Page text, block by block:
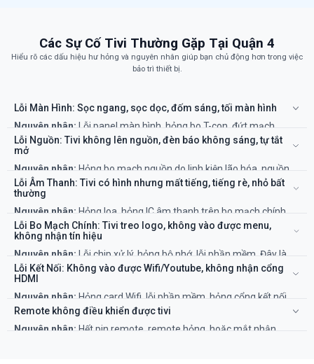
Các Sự Cố Tivi Thường Gặp Tại Quận 4
Hiểu rõ các dấu hiệu hư hỏng và nguyên nhân giúp bạn chủ động hơn trong việc
bảo trì thiết bị.
Lỗi Màn Hình: Sọc ngang, sọc dọc, đốm sáng, tối màn hình
Nguyên nhân: Lỗi panel màn hình, hỏng bo T-con, đứt mạch,
hỏng đèn LED nền. Đây là một trong những lỗi phức tạp và chi phí
sửa chữa khá cao, đôi khi cần thay màn hình.
tra và sửa chữa hoặc thay thế.
Lỗi Nguồn: Tivi không lên nguồn, đèn báo không sáng, tự tắt
mở
Nguyên nhân: Hỏng bo mạch nguồn do linh kiện lão hóa, nguồn
điện không ổn định hoặc sét đánh.
Khắc phục:
Kỹ thuật viên sẽ kiểm tra và sửa chữa hoặc thay thế
các linh kiện hỏng trên bo nguồn.
Lỗi Âm Thanh: Tivi có hình nhưng mất tiếng, tiếng rè, nhỏ bất
thường
Nguyên nhân: Hỏng loa, hỏng IC âm thanh trên bo mạch chính,
hoặc lỗi phần mềm.
Khắc phục:Kiểm tra cài đặt âm thanh. Nếu không được, cần thợ
kiểm tra loa và bo mạch.
Lỗi Bo Mạch Chính: Tivi treo logo, không vào được menu,
không nhận tín hiệu
Nguyên nhân: Lỗi chip xử lý, hỏng bộ nhớ, lỗi phần mềm. Đây là
"bộ não" của tivi nên việc sửa chữa đòi hỏi chuyên môn cao.
Khắc phục:
Cần kỹ thuật viên chuyên nghiệp để "chạy lại" phần
Lỗi Kết Nối: Không vào được Wifi/Youtube, không nhận cổng
HDMI
Nguyên nhân: Hỏng card Wifi, lỗi phần mềm, hỏng cổng kết nối
vật lý.
Thử reset tivi về cài đặt gốc. Nếu không được, cần thợ
kiểm tra phần cứng.
Remote không điều khiển được tivi
Nguyên nhân: Hết pin remote, remote hỏng, hoặc mắt nhận